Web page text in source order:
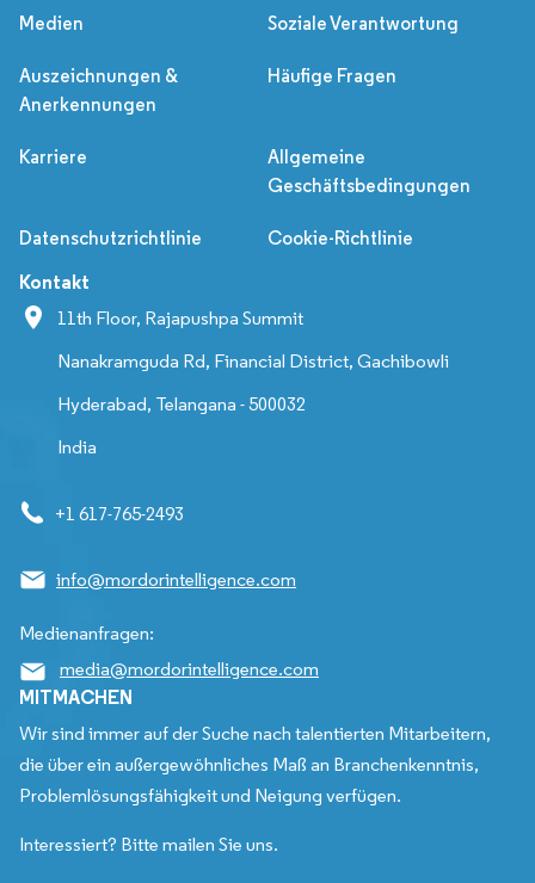
Medien Soziale Verantwortung
Auszeichnungen &
Anerkennungen
Häufige Fragen
Karriere
Allgemeine
Geschäftsbedingungen
Datenschutzrichtlinie Cookie-Richtlinie
Kontakt
11th Floor, Rajapushpa Summit
Nanakramguda Rd, Financial District, Gachibowli
Hyderabad, Telangana - 500032
India
+1 617-765-2493
info@mordorintelligence.com
Medienanfragen:
media@mordorintelligence.com
MITMACHEN
Wir sind immer auf der Suche nach talentierten Mitarbeitern,
die über ein außergewöhnliches Maß an Branchenkenntnis,
Problemlösungsfähigkeit und Neigung verfügen.
Interessiert? Bitte mailen Sie uns.